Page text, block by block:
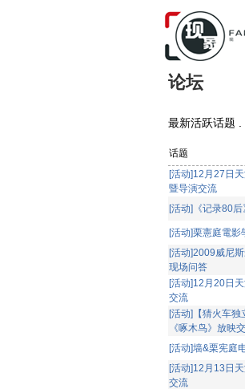
论坛
最新活跃话题 .
话题
[活动]12月27日
暨导演交流
[活动]《记录80
[活动]栗憲庭電
[活动]2009威尼
现场问答
[活动]12月20日
交流
[活动]【猜火车
《啄木鸟》放映
[活动]墙&栗宪庭
[活动]12月13日
交流